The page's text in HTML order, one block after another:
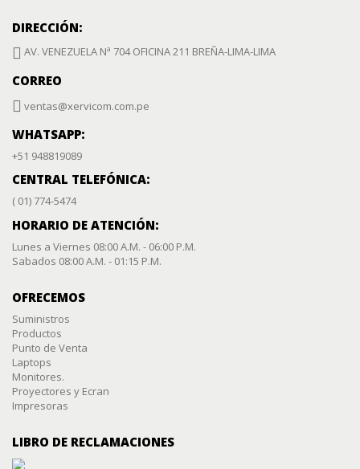
DIRECCIÓN:
AV. VENEZUELA Nª 704 OFICINA 211 BREÑA-LIMA-LIMA
CORREO
ventas@xervicom.com.pe
WHATSAPP:
+51 948819089
CENTRAL TELEFÓNICA:
( 01) 774-5474
HORARIO DE ATENCIÓN:
Lunes a Viernes 08:00 A.M. - 06:00 P.M.
Sabados 08:00 A.M. - 01:15 P.M.
OFRECEMOS
Suministros
Productos
Punto de Venta
Laptops
Monitores.
Proyectores y Ecran
Impresoras
LIBRO DE RECLAMACIONES